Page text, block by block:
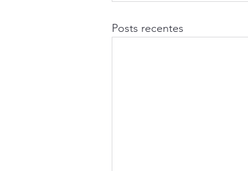
Posts recentes